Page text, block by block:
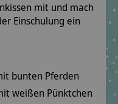
mit und mach
Einschulung ein
bunten Pferden
weißen Pünktchen